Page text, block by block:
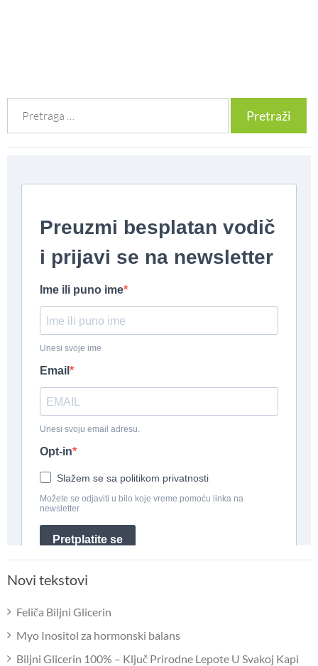
Novi tekstovi
Feliča Biljni Glicerin
Myo Inositol za hormonski balans
Biljni Glicerin 100% – Ključ Prirodne Lepote U Svakoj Kapi